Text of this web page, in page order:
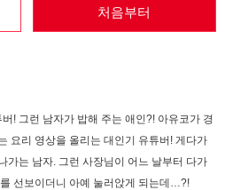
처음부터
남자가 밥해 주는 애인?! 아유코가 경
요리 영상을 올리는 대인기 유튜버! 게다가
가는 남자. 그런 사장님이 어느 날부터 다가
선보이더니 아예 눌러앉게 되는데…?!